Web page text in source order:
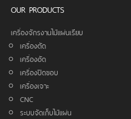
OUR PRODUCTS
เครื่องจักรงานไม้แผ่นเรียบ
เครื่องตัด
เครื่องอัด
เครื่องปิดขอบ
เครื่องเจาะ
CNC
ระบบจัดเก็บไม้แผ่น